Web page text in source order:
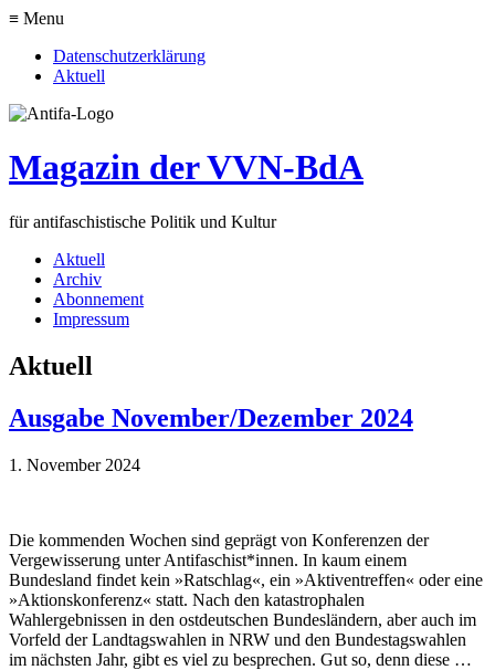
≡ Menu
Datenschutzerklärung
Aktuell
Magazin der VVN-BdA
für antifaschistische Politik und Kultur
Aktuell
Archiv
Abonnement
Impressum
Aktuell
Ausgabe November/Dezember 2024
1. November 2024
Die kommenden Wochen sind geprägt von Konferenzen der
Vergewisserung unter Antifaschist*innen. In kaum einem
Bundesland findet kein »Ratschlag«, ein »Aktiventreffen« oder eine
»Aktions­konferenz« statt. Nach den katastrophalen
Wahlergebnissen in den ostdeutschen Bundesländern, aber auch im
Vorfeld der Landtagswahlen in NRW und den Bundestagswahlen
im nächsten Jahr, gibt es viel zu besprechen. Gut so, denn diese …